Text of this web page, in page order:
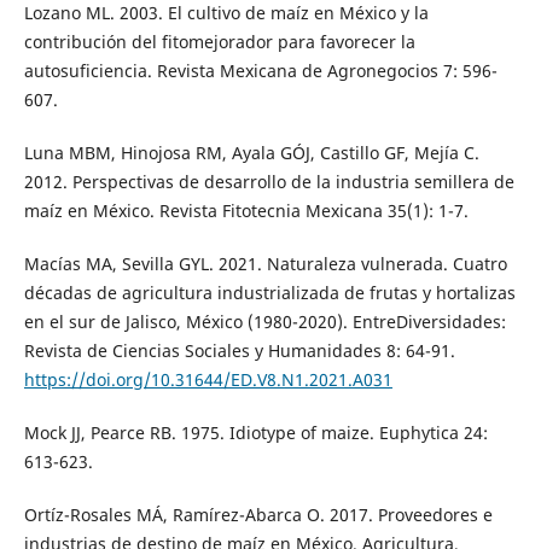
Lozano ML. 2003. El cultivo de maíz en México y la
contribución del fitomejorador para favorecer la
autosuficiencia. Revista Mexicana de Agronegocios 7: 596-
607.
Luna MBM, Hinojosa RM, Ayala GÓJ, Castillo GF, Mejía C.
2012. Perspectivas de desarrollo de la industria semillera de
maíz en México. Revista Fitotecnia Mexicana 35(1): 1-7.
Macías MA, Sevilla GYL. 2021. Naturaleza vulnerada. Cuatro
décadas de agricultura industrializada de frutas y hortalizas
en el sur de Jalisco, México (1980-2020). EntreDiversidades:
Revista de Ciencias Sociales y Humanidades 8: 64-91.
https://doi.org/10.31644/ED.V8.N1.2021.A031
Mock JJ, Pearce RB. 1975. Idiotype of maize. Euphytica 24:
613-623.
Ortíz-Rosales MÁ, Ramírez-Abarca O. 2017. Proveedores e
industrias de destino de maíz en México. Agricultura,